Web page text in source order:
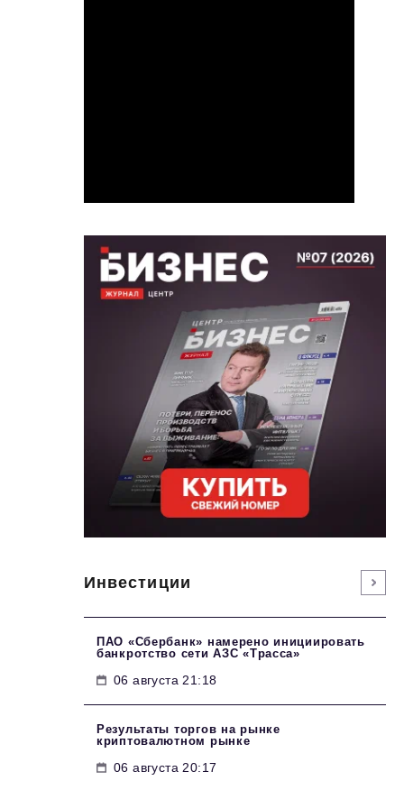
Инвестиции
ПАО «Сбербанк» намерено инициировать
банкротство сети АЗС «Трасса»
06 августа 21:18
Результаты торгов на рынке
криптовалютном рынке
06 августа 20:17